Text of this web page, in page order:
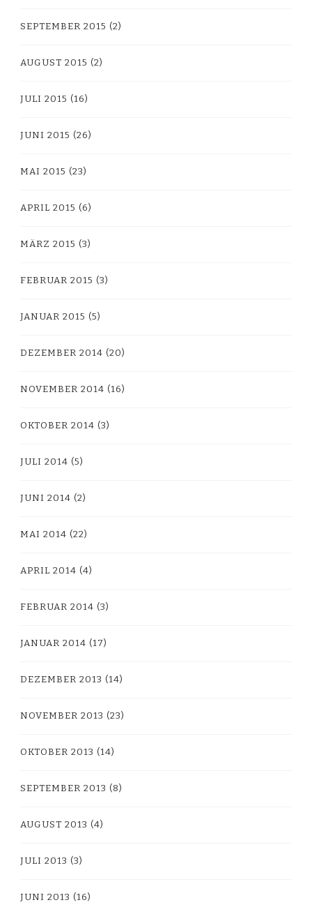
SEPTEMBER 2015 (2)
AUGUST 2015 (2)
JULI 2015 (16)
JUNI 2015 (26)
MAI 2015 (23)
APRIL 2015 (6)
MÄRZ 2015 (3)
FEBRUAR 2015 (3)
JANUAR 2015 (5)
DEZEMBER 2014 (20)
NOVEMBER 2014 (16)
OKTOBER 2014 (3)
JULI 2014 (5)
JUNI 2014 (2)
MAI 2014 (22)
APRIL 2014 (4)
FEBRUAR 2014 (3)
JANUAR 2014 (17)
DEZEMBER 2013 (14)
NOVEMBER 2013 (23)
OKTOBER 2013 (14)
SEPTEMBER 2013 (8)
AUGUST 2013 (4)
JULI 2013 (3)
JUNI 2013 (16)